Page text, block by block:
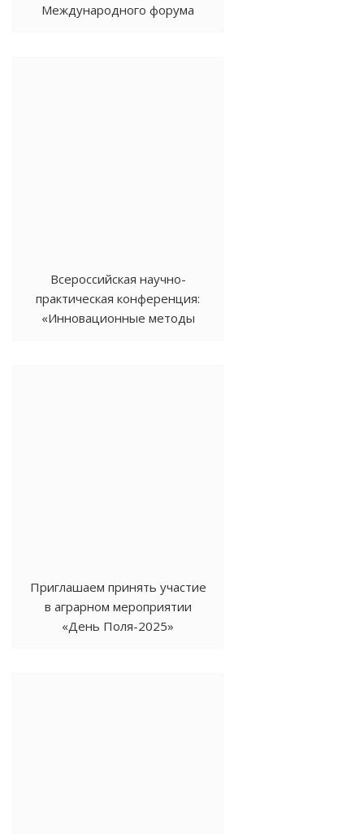
Международного форума
Всероссийская научно-
практическая конференция:
«Инновационные методы
Приглашаем принять участие
в аграрном мероприятии
«День Поля-2025»